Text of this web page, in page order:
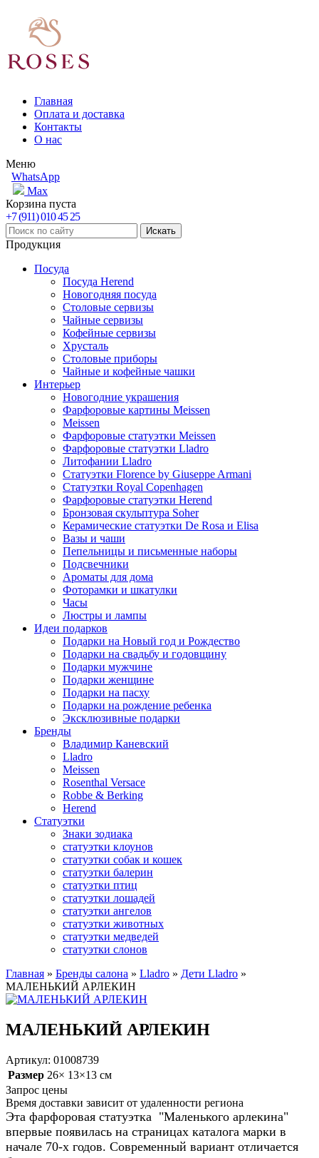
Главная
Оплата и доставка
Контакты
О нас
Меню
WhatsApp
Max
Корзина пуста
+7 (911) 010 45 25
Продукция
Посуда
Посуда Herend
Новогодняя посуда
Столовые сервизы
Чайные сервизы
Кофейные сервизы
Хрусталь
Столовые приборы
Чайные и кофейные чашки
Интерьер
Новогодние украшения
Фарфоровые картины Meissen
Meissen
Фарфоровые статуэтки Meissen
Фарфоровые статуэтки Lladro
Литофании Lladro
Статуэтки Florence by Giuseppe Armani
Статуэтки Royal Copenhagen
Фарфоровые статуэтки Herend
Бронзовая скульптура Soher
Керамические статуэтки De Rosa и Elisa
Вазы и чаши
Пепельницы и письменные наборы
Подсвечники
Ароматы для дома
Фоторамки и шкатулки
Часы
Люстры и лампы
Идеи подарков
Подарки на Новый год и Рождество
Подарки на свадьбу и годовщину
Подарки мужчине
Подарки женщине
Подарки на пасху
Подарки на рождение ребенка
Эксклюзивные подарки
Бренды
Владимир Каневский
Lladro
Meissen
Rosenthal Versace
Robbe & Berking
Herend
Статуэтки
Знаки зодиака
статуэтки клоунов
статуэтки собак и кошек
статуэтки балерин
статуэтки птиц
статуэтки лошадей
статуэтки ангелов
статуэтки животных
статуэтки медведей
статуэтки слонов
Главная » Бренды салона » Lladro » Дети Lladro »
МАЛЕНЬКИЙ АРЛЕКИН
МАЛЕНЬКИЙ АРЛЕКИН
Артикул: 01008739
Размер 26× 13×13 см
Запрос цены
Время доставки зависит от удаленности региона
Эта фарфоровая статуэтка "Маленького арлекина"
впервые появилась на страницах каталога марки в
начале 70-х годов. Современный вариант отличается